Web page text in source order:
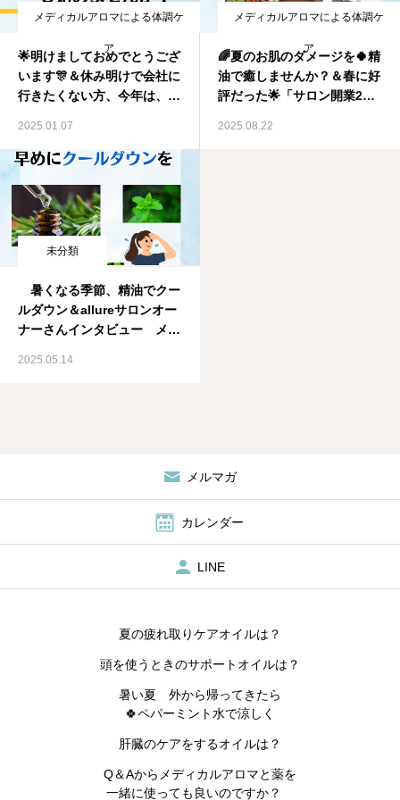
メディカルアロマによる体調ケ
ア
🌟明けましておめでとうござ
います🎊＆休み明けで会社に
行きたくない方、今年は、大
フワークにしませんか？メデ
ィカルアロマ資格取得スクー
マ協会
2025.01.07
メディカルアロマによる体調ケ
ア
🌈夏のお肌のダメージを🍀精
油で癒しませんか？＆春に好
評だった🌟「サロン開業2日
ージョン始めます❣️メディカ
2025.08.22
未分類
暑くなる季節、精油でクー
ルダウン＆allureサロンオー
ナーさんインタビュー メデ
2025.05.14
メルマガ
カレンダー
LINE
夏の疲れ取りケアオイルは？
頭を使うときのサポートオイルは？
暑い夏 外から帰ってきたら
🍀ペパーミント水で涼しく
肝臓のケアをするオイルは？
Q＆Aからメディカルアロマと薬を
一緒に使っても良いのですか？